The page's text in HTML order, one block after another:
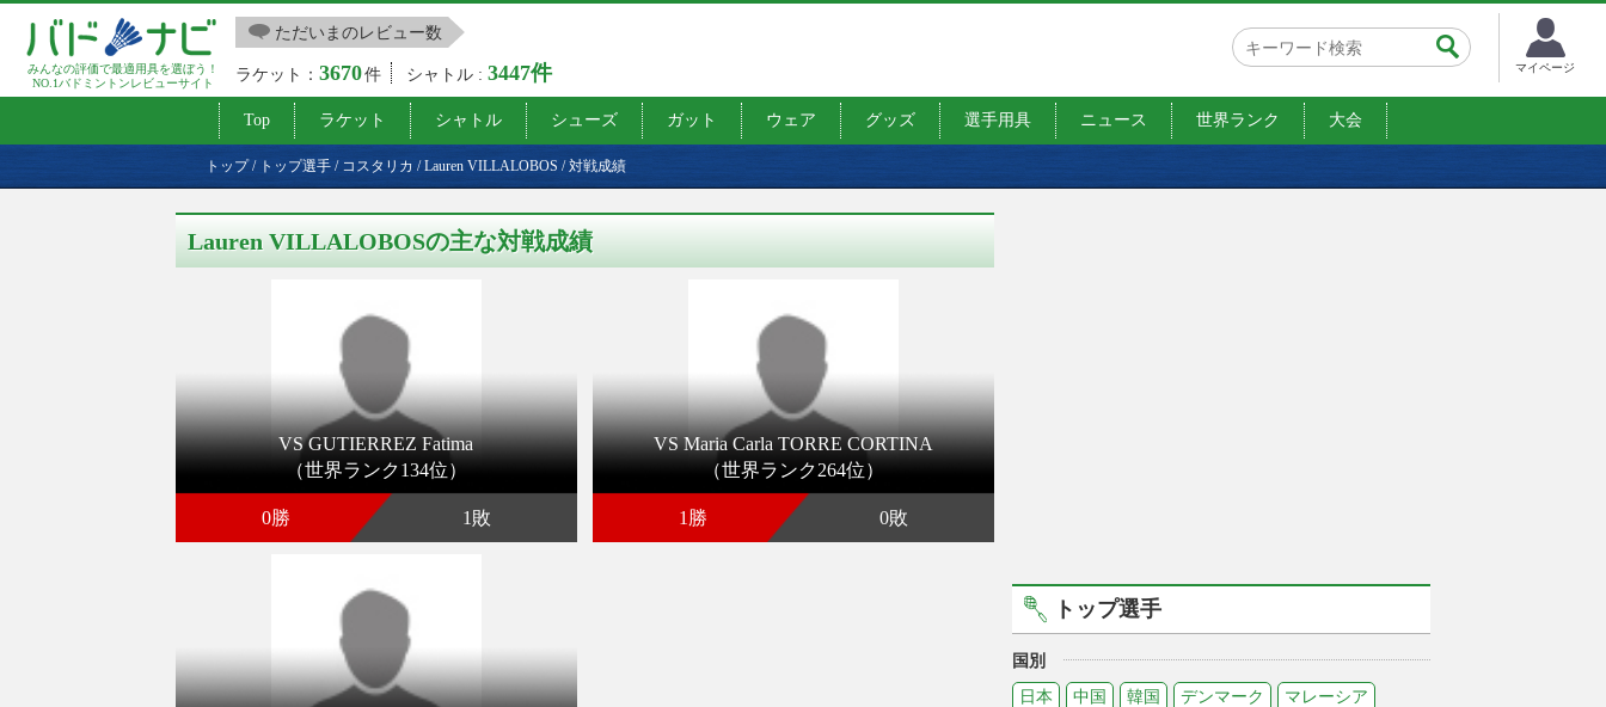
みんなの評価で最適用具を選ぼう！
NO.1バドミントンレビューサイト
ただいまのレビュー数
ラケット：3670件 シャトル :3447件 マイページ
Top ラケット シャトル シューズ ガット ウェア グッズ 選手用具 ニュース 世界ランク 大会
トップ/ トップ選手 / コスタリカ /Lauren VILLALOBOS /対戦成績
Lauren VILLALOBOSの主な対戦成績
VS GUTIERREZ Fatima
（世界ランク134位）
0勝 1敗
VS Maria Carla TORRE CORTINA
（世界ランク264位）
1勝 0敗
トップ選手
国別
日本
中国 韓国 デンマーク マレーシア